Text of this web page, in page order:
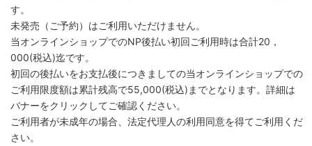
す。
未発売（ご予約）はご利用いただけません。
当オンラインショップでのNP後払い初回ご利用時は合計20，
000(税込)迄です。
初回の後払いをお支払後につきましての当オンラインショップでの
ご利用限度額は累計残高で55,000(税込)までとなります。詳細は
バナーをクリックしてご確認ください。
ご利用者が未成年の場合、法定代理人の利用同意を得てご利用くだ
さい。